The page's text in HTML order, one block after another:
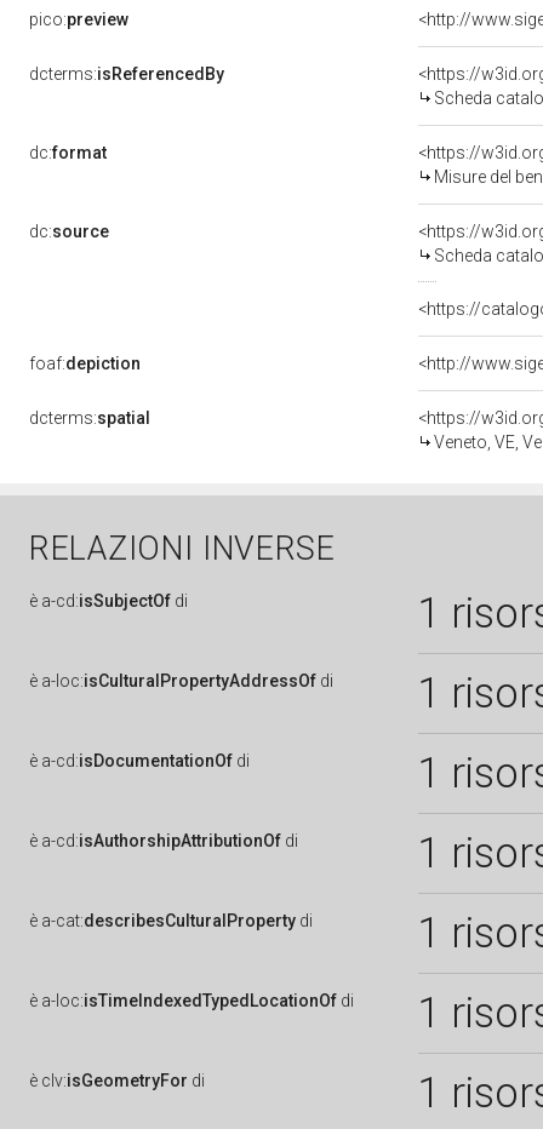
pico:preview
dcterms:isReferencedBy
<https://
Scheda
dc:format
<https://
Misure del
dc:source
<https://
Scheda
<https://
foaf:depiction
dcterms:spatial
<https://
Veneto, VE,
RELAZIONI INVERSE
è a-cd:isSubjectOf di 1
è a-loc:isCulturalPropertyAddressOf di 1
è a-cd:isDocumentationOf di 1
è a-cd:isAuthorshipAttributionOf di 1
è a-cat:describesCulturalProperty di 1
è a-loc:isTimeIndexedTypedLocationOf di 1
è clv:isGeometryFor di 1